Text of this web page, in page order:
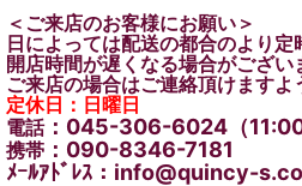
＜ご来店のお客様にお願い＞
日によっては配送の都合のより定
開店時間が遅くなる場合がござい
ご来店の場合はご連絡頂けますよ
定休日：日曜日
電話：045-306-6024（11:00
携帯 ：090-8346-7181
ﾒｰﾙｱﾄﾞﾚｽ：info@quincy-